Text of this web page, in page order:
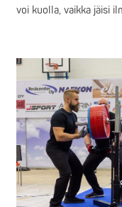
voi kuolla, vaikka jäisi